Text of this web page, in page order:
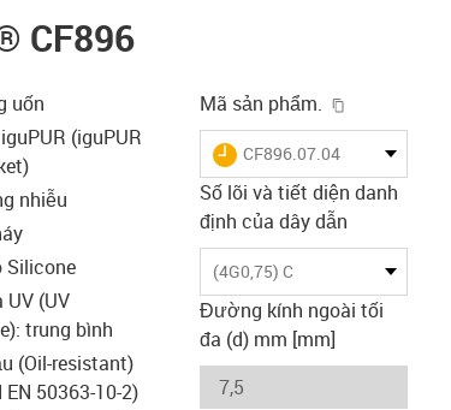
CF896
uốn
(iguPUR
nhiễu
Silicone
UV (UV
trung bình
(Oil-resistant)
50363-10-2)
Mã sản phẩm.
igus-icon-lieferzeit
CF896.07.04
Số lõi và tiết diện danh
định của dây dẫn
(4G0,75) C
Đường kính ngoài tối
đa (d) mm [mm]